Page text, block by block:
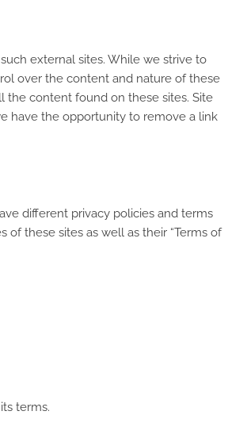
external sites. While we strive to
over the content and nature of these
the content found on these sites. Site
have the opportunity to remove a link
different privacy policies and terms
these sites as well as their “Terms of
terms.